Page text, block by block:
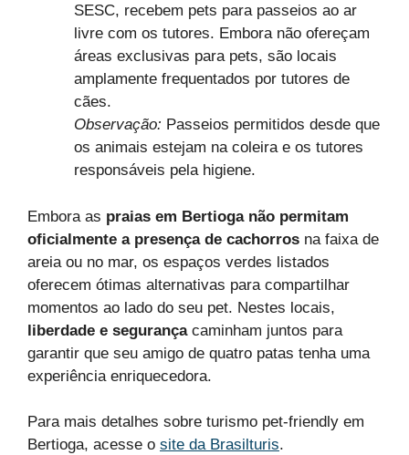
SESC, recebem pets para passeios ao ar
livre com os tutores. Embora não ofereçam
áreas exclusivas para pets, são locais
amplamente frequentados por tutores de
cães.
Observação: Passeios permitidos desde que
os animais estejam na coleira e os tutores
responsáveis pela higiene.
Embora as praias em Bertioga não permitam
oficialmente a presença de cachorros na faixa de
areia ou no mar, os espaços verdes listados
oferecem ótimas alternativas para compartilhar
momentos ao lado do seu pet. Nestes locais,
liberdade e segurançacaminham juntos para
garantir que seu amigo de quatro patas tenha uma
experiência enriquecedora.
Para mais detalhes sobre turismo pet-friendly em
Bertioga, acesse o site da Brasilturis.